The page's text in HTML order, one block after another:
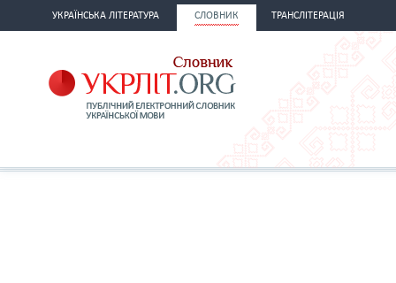
УКРАЇНСЬКА ЛІТЕРАТУРА СЛОВНИК ТРАНСЛІТЕРАЦІЯ